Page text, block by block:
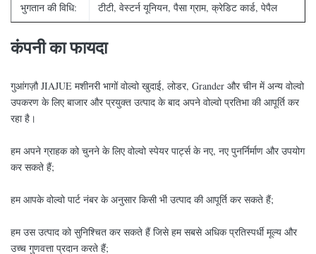
भुगतान की विधि: टीटी, वेस्टर्न यूनियन, पैसा ग्राम, क्रेडिट कार्ड, पेपैल
कंपनी का फायदा
गुआंगज़ौ JIAJUE मशीनरी भागों वोल्वो खुदाई, लोडर, Grander और चीन में अन्य वोल्वो
उपकरण के लिए बाजार और प्रयुक्त उत्पाद के बाद अपने वोल्वो प्रतिभा की आपूर्ति कर
रहा है।
हम अपने ग्राहक को चुनने के लिए वोल्वो स्पेयर पार्ट्स के नए, नए पुनर्निर्माण और उपयोग
कर सकते हैं;
हम आपके वोल्वो पार्ट नंबर के अनुसार किसी भी उत्पाद की आपूर्ति कर सकते हैं;
हम उस उत्पाद को सुनिश्चित कर सकते हैं जिसे हम सबसे अधिक प्रतिस्पर्धी मूल्य और
उच्च गुणवत्ता प्रदान करते हैं;